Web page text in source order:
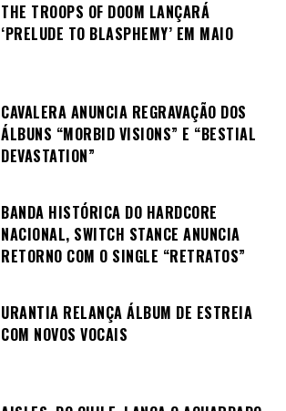
THE TROOPS OF DOOM LANÇARÁ
‘PRELUDE TO BLASPHEMY’ EM MAIO
CAVALERA ANUNCIA REGRAVAÇÃO DOS
ÁLBUNS “MORBID VISIONS” E “BESTIAL
DEVASTATION”
BANDA HISTÓRICA DO HARDCORE
NACIONAL, SWITCH STANCE ANUNCIA
RETORNO COM O SINGLE “RETRATOS”
URANTIA RELANÇA ÁLBUM DE ESTREIA
COM NOVOS VOCAIS